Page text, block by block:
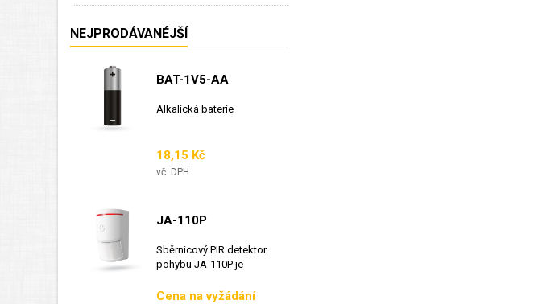
NEJPRODÁVANÉJŠÍ
BAT-1V5-AA
Alkalická baterie
Cena
18,15 Kč
vč. DPH
JA-110P
Sběrnicový PIR detektor
pohybu JA-110P je
Cena
Cena na vyžádání